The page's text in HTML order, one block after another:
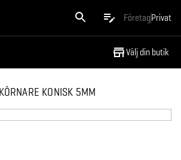
FöretagPrivat
Välj din butik
KÖRNARE KONISK 5MM